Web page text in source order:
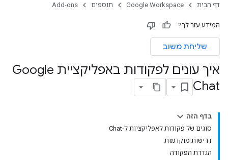
דף הבית Google Workspace תוספים Add-ons
המידע עזר לך?
שליחת משוב
איך עונים לפקודות באפליקציית Google
Chat
בדף הזה
סוגים של פקודות לאפליקציות ל-Chat
דרישות מוקדמות
הגדרת הפקודה